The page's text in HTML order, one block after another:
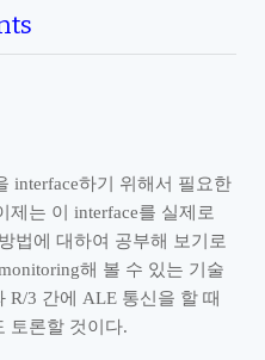
interface하기 위해서 필요한
제는 이 interface를 실제로
법에 대하여 공부해 보기로
해 볼 수 있는 기술
R/3 간에 ALE 통신을 할 때
토론할 것이다.